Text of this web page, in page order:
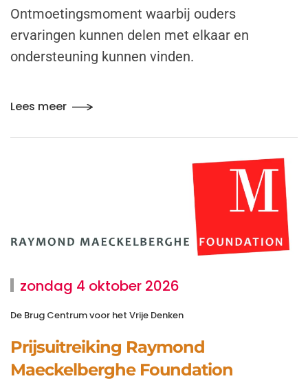
Ontmoetingsmoment waarbij ouders
ervaringen kunnen delen met elkaar en
ondersteuning kunnen vinden.
Lees meer
zondag 4 oktober 2026
De Brug Centrum voor het Vrije Denken
Prijsuitreiking Raymond
Maeckelberghe Foundation